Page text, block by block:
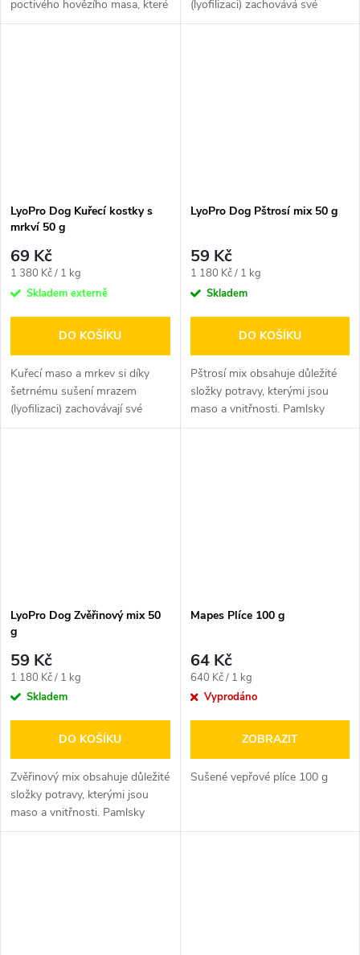
poctivého hovězího masa, které
je doplněné o rostlinné...
(lyofilizaci) zachovává své
aroma, strukturu i plnou chuť,
LyoPro Dog Kuřecí kostky s
mrkví 50 g
69 Kč
Měrná
cena:
1 380 Kč / 1 kg
Skladem externě
DO KOŠÍKU
Kuřecí maso a mrkev si díky
šetrnému sušení mrazem
(lyofilizaci) zachovávají své
aroma, strukturu i lahodnou
LyoPro Dog Pštrosí mix 50 g
59 Kč
Měrná
cena:
1 180 Kč / 1 kg
Skladem
DO KOŠÍKU
Pštrosí mix obsahuje důležité
složky potravy, kterými jsou
maso a vnitřnosti. Pamlsky
zlákají nejednoho psího
LyoPro Dog Zvěřinový mix 50
g
59 Kč
Měrná
cena:
1 180 Kč / 1 kg
Skladem
DO KOŠÍKU
Zvěřinový mix obsahuje důležité
složky potravy, kterými jsou
maso a vnitřnosti. Pamlsky
zlákají nejednoho psa svou...
Mapes Plíce 100 g
64 Kč
Měrná
cena:
640 Kč / 1 kg
Vyprodáno
ZOBRAZIT
Sušené vepřové plíce 100 g